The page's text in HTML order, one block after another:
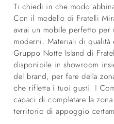
Ti chiedi in che modo
Con il modello di Fratelli
avrai un mobile perfetto
moderni. Materiali di qualità
Gruppo Notte Island di
disponibile in showroom
del brand, per fare della
che rifletta i tuoi gusti. I
capaci di completare la
territorio di appoggio